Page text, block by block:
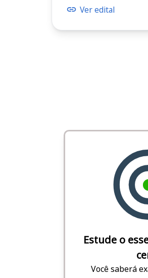
Ver edital
Estude o
Você saberá